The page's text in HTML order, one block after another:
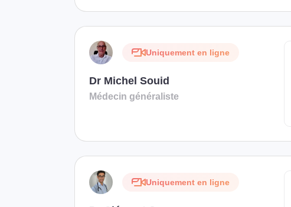
Uniquement en ligne
Dr Michel Souid
Médecin généraliste
Uniquement en ligne